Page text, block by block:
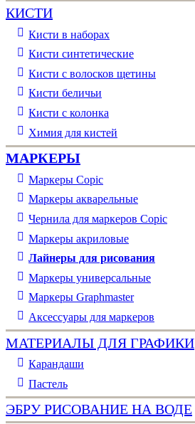
КИСТИ
Кисти в наборах
Кисти синтетические
Кисти с волосков щетины
Кисти беличьи
Кисти с колонка
Химия для кистей
МАРКЕРЫ
Маркеры Copic
Маркеры акварельные
Чернила для маркеров Copic
Маркеры акриловые
Лайнеры для рисования
Маркеры универсальные
Маркеры Graphmaster
Аксессуары для маркеров
МАТЕРИАЛЫ ДЛЯ ГРАФИКИ
Карандаши
Пастель
ЭБРУ РИСОВАНИЕ НА ВОДЕ